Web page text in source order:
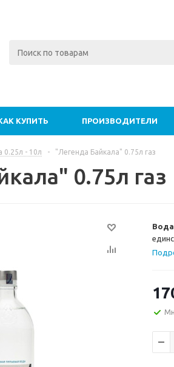
КУПИТЬ ПРОИЗВОДИТЕЛИ
0.25л - 10л - "Легенда Байкала" 0.75л газ
0.75л газ